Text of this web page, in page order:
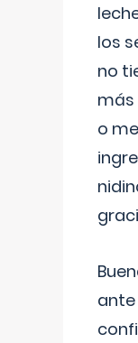
los
no
más
o